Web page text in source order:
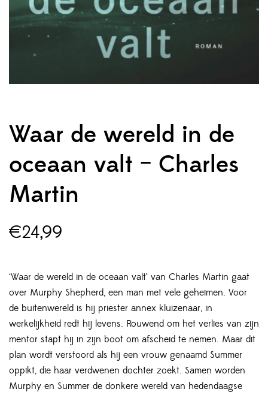
Waar de wereld in de
oceaan valt – Charles
Martin
€24,99
‘Waar de wereld in de oceaan valt’ van Charles Martin gaat
over Murphy Shepherd, een man met vele geheimen. Voor
de buitenwereld is hij priester annex kluizenaar, in
werkelijkheid redt hij levens. Rouwend om het verlies van zijn
mentor stapt hij in zijn boot om afscheid te nemen. Maar dit
plan wordt verstoord als hij een vrouw genaamd Summer
oppikt, die haar verdwenen dochter zoekt. Samen worden
Murphy en Summer de donkere wereld van hedendaagse